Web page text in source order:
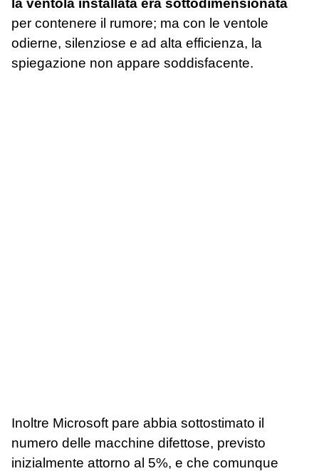
la ventola installata era sottodimensionata
per contenere il rumore; ma con le ventole
odierne, silenziose e ad alta efficienza, la
spiegazione non appare soddisfacente.
Inoltre Microsoft pare abbia sottostimato il
numero delle macchine difettose, previsto
inizialmente attorno al 5%, e che comunque